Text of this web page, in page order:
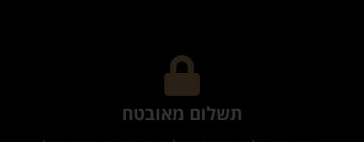
תשלום מאובטח